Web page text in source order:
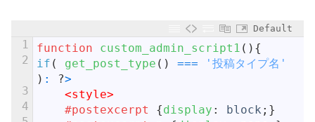
Default
1
2
3
4
function custom_admin_script1 ( ) {
if ( get_post_type ( ) ===
'投稿タイプ名'
) : ?>
<style>
#postexcerpt {display : block ; }